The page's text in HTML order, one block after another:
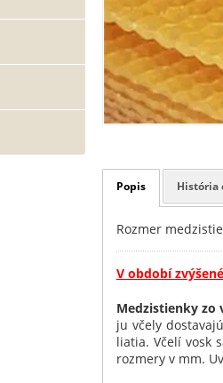
Popis História
Rozmer
V období
Medzistienky zo
ju včely
liatia. Včelí vosk
rozmery v mm.